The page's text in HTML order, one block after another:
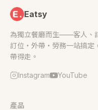
Eatsy
為獨立餐廳而生——客人、
訂位・外帶・勞務一站搞
帶得走。
Instagram YouTube
產品